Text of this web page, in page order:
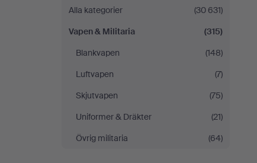
&
Militaria
Alla kategorier
(30 631)
Vapen & Militaria
(315)
Blankvapen
(148)
Luftvapen
(7)
Skjutvapen
(75)
Uniformer & Dräkter
(21)
Övrig militaria
(64)